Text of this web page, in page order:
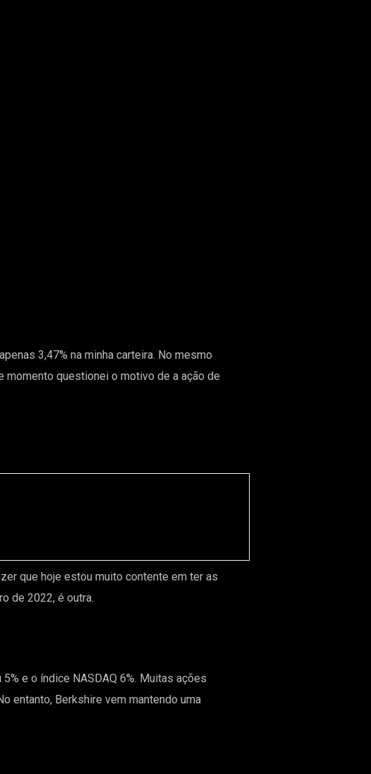
3,47% na minha carteira. No mesmo
momento questionei o motivo de a ação de
que hoje estou muito contente em ter as
de 2022, é outra.
e o índice NASDAQ 6%. Muitas ações
entanto, Berkshire vem mantendo uma